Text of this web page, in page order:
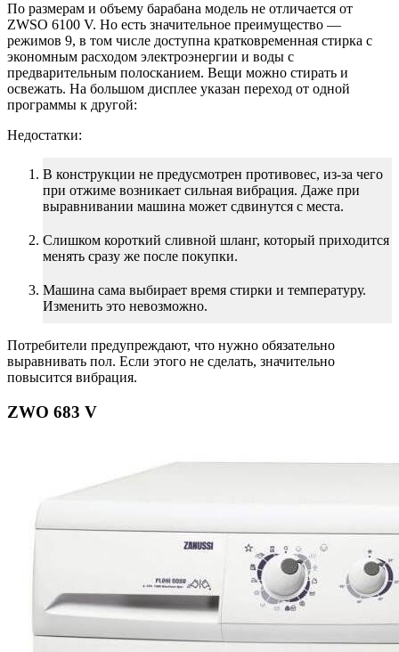
По размерам и объему барабана модель не отличается от
ZWSO 6100 V. Но есть значительное преимущество —
режимов 9, в том числе доступна кратковременная стирка с
экономным расходом электроэнергии и воды с
предварительным полосканием. Вещи можно стирать и
освежать. На большом дисплее указан переход от одной
программы к другой:
Недостатки:
В конструкции не предусмотрен противовес, из-за чего
при отжиме возникает сильная вибрация. Даже при
выравнивании машина может сдвинутся с места.
Слишком короткий сливной шланг, который приходится
менять сразу же после покупки.
Машина сама выбирает время стирки и температуру.
Изменить это невозможно.
Потребители предупреждают, что нужно обязательно
выравнивать пол. Если этого не сделать, значительно
повысится вибрация.
ZWO 683 V